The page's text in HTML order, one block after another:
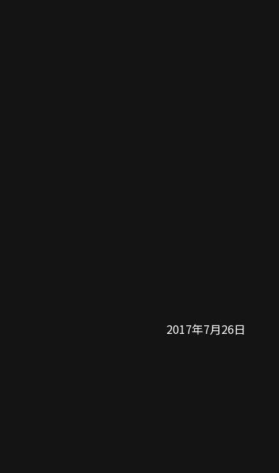
2017年7月26日